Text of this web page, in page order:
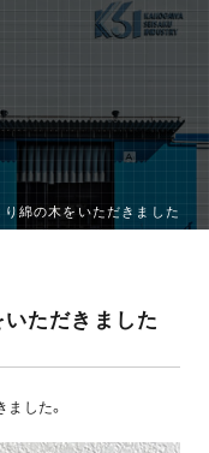
綿の木をいただきました
ただきました
ました。